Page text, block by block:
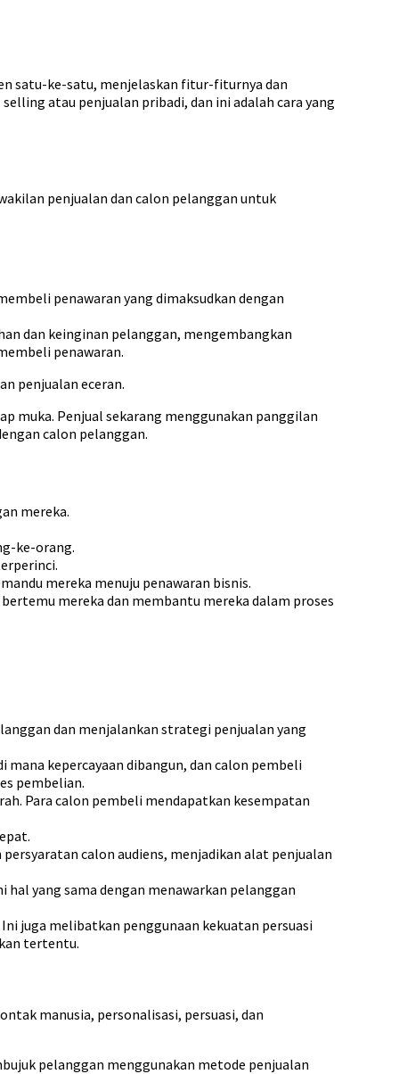
satu-ke-satu, menjelaskan fitur-fiturnya dan
atau penjualan pribadi, dan ini adalah cara yang
penjualan dan calon pelanggan untuk
penawaran yang dimaksudkan dengan
dan keinginan pelanggan, mengembangkan
penawaran.
penjualan eceran.
muka. Penjual sekarang menggunakan panggilan
calon pelanggan.
mereka.
ke-orang.
mereka menuju penawaran bisnis.
mereka dan membantu mereka dalam proses
dan menjalankan strategi penjualan yang
kepercayaan dibangun, dan calon pembeli
pembelian.
Para calon pembeli mendapatkan kesempatan
calon audiens, menjadikan alat penjualan
yang sama dengan menawarkan pelanggan
juga melibatkan penggunaan kekuatan persuasi
tertentu.
manusia, personalisasi, persuasi, dan
pelanggan menggunakan metode penjualan